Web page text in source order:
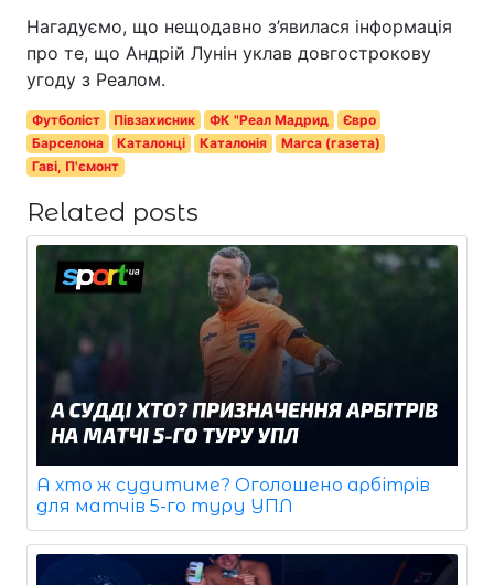
Нагадуємо, що нещодавно з’явилася інформація
про те, що Андрій Лунін уклав довгострокову
угоду з Реалом.
Футболіст Півзахисник ФК "Реал Мадрид
Євро
Барселона
Каталонці Каталонія
Marca (газета)
Гаві, П'ємонт
Related posts
А хто ж судитиме? Оголошено арбітрів
для матчів 5-го туру УПЛ